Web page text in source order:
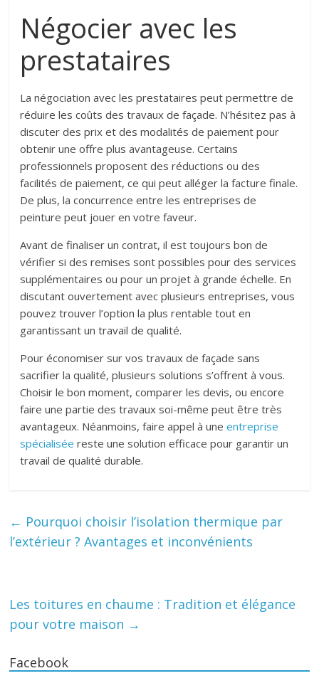
Négocier avec les
prestataires
La négociation avec les prestataires peut permettre de
réduire les coûts des travaux de façade. N’hésitez pas à
discuter des prix et des modalités de paiement pour
obtenir une offre plus avantageuse. Certains
professionnels proposent des réductions ou des
facilités de paiement, ce qui peut alléger la facture finale.
De plus, la concurrence entre les entreprises de
peinture peut jouer en votre faveur.
Avant de finaliser un contrat, il est toujours bon de
vérifier si des remises sont possibles pour des services
supplémentaires ou pour un projet à grande échelle. En
discutant ouvertement avec plusieurs entreprises, vous
pouvez trouver l’option la plus rentable tout en
garantissant un travail de qualité.
Pour économiser sur vos travaux de façade sans
sacrifier la qualité, plusieurs solutions s’offrent à vous.
Choisir le bon moment, comparer les devis, ou encore
faire une partie des travaux soi-même peut être très
avantageux. Néanmoins, faire appel à uneentreprise
spécialisée reste une solution efficace pour garantir un
travail de qualité durable.
← Pourquoi choisir l’isolation thermique par
l’extérieur ? Avantages et inconvénients
Les toitures en chaume : Tradition et élégance
pour votre maison →
Facebook